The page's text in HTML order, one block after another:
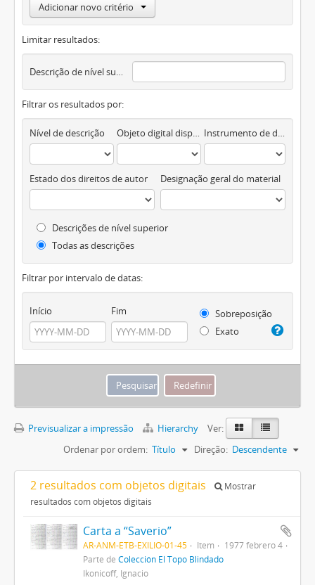
Adicionar novo critério
Limitar resultados:
Descrição de nível superior
Filtrar os resultados por:
Nível de descrição Objeto digital disponível Instrumento de descrição documental
Estado dos direitos de autor Designação geral do material
Descrições de nível superior
Todas as descrições
Filtrar por intervalo de datas:
Início Fim
Sobreposição
Exato
Previsualizar a impressão Hierarchy
Ver:
Ordenar por ordem: Título Direção: Descendente
2 resultados com objetos digitais
Mostrar
resultados com objetos digitais
Carta a “Saverio”
AR-ANM-ETB-EXILIO-01-45 Item
1977 febrero 4
Parte de Colección El Topo Blindado
Ikonicoff, Ignacio